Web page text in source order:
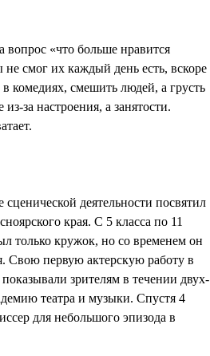
вопрос «что больше нравится
смог их каждый день есть, вскоре
комедиях, смешить людей, а грусть
за настроения, а занятости.
деятельности посвятил
края. С 5 класса по 11
только кружок, но со временем он
Свою первую актерскую работу в
зрителям в течении двух-
театра и музыки. Спустя 4
для небольшого эпизода в